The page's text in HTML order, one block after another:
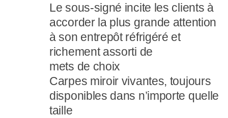
Le sous-signé incite les clients à
accorder la plus grande attention
à son entrepôt réfrigéré et
richement assorti de
mets de choix
Carpes miroir vivantes, toujours
disponibles dans n’importe quelle
taille